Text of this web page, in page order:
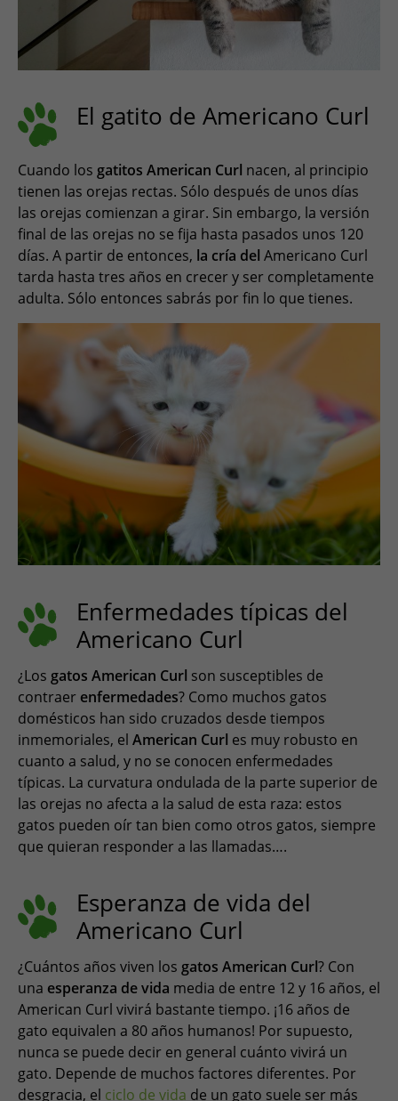
El gatito de Americano Curl
Cuando los gatitos American Curl nacen, al principio
tienen las orejas rectas. Sólo después de unos días
las orejas comienzan a girar. Sin embargo, la versión
final de las orejas no se fija hasta pasados unos 120
días. A partir de entonces, la cría del Americano Curl
tarda hasta tres años en crecer y ser completamente
adulta. Sólo entonces sabrás por fin lo que tienes.
Enfermedades típicas del
Americano Curl
¿Los gatos American Curl son susceptibles de
contraer enfermedades? Como muchos gatos
domésticos han sido cruzados desde tiempos
inmemoriales, el American Curl es muy robusto en
cuanto a salud, y no se conocen enfermedades
típicas. La curvatura ondulada de la parte superior de
las orejas no afecta a la salud de esta raza: estos
gatos pueden oír tan bien como otros gatos, siempre
que quieran responder a las llamadas….
Esperanza de vida del
Americano Curl
¿Cuántos años viven los gatos American Curl? Con
una esperanza de vida media de entre 12 y 16 años, el
American Curl vivirá bastante tiempo. ¡16 años de
gato equivalen a 80 años humanos! Por supuesto,
nunca se puede decir en general cuánto vivirá un
gato. Depende de muchos factores diferentes. Por
desgracia, el ciclo de vida de un gato suele ser más